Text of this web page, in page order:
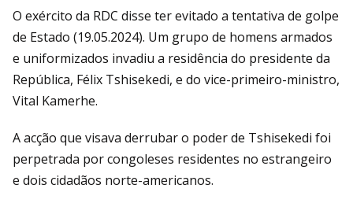
O exército da RDC disse ter evitado a tentativa de golpe
de Estado (19.05.2024). Um grupo de homens armados
e uniformizados invadiu a residência do presidente da
República, Félix Tshisekedi, e do vice-primeiro-ministro,
Vital Kamerhe.
A acção que visava derrubar o poder de Tshisekedi foi
perpetrada por congoleses residentes no estrangeiro
e dois cidadãos norte-americanos.